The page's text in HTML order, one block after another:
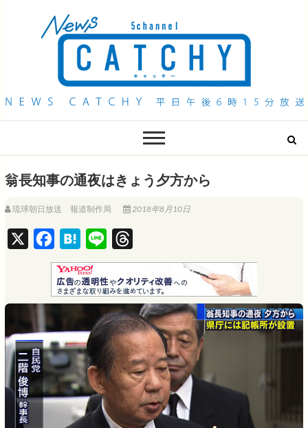
QAB NEWS Headline
翁長知事の通夜はきょう夕方から
琉球朝日放送 報道制作局 2018年8月10日
a
c
e
o
o
k
H
a
t
e
n
a
i
n
e
h
r
e
a
d
s